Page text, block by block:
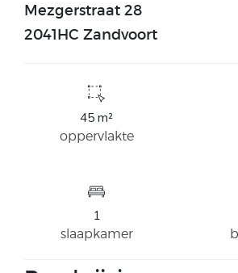
Mezgerstraat 28
2041HC Zandvoort
45 m²
oppervlakte
1
slaapkamer